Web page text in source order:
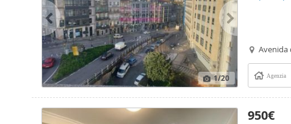
1/20
Avenida
Agenzia
950€